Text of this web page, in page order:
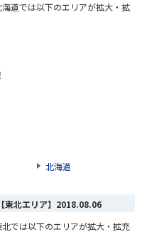
道では以下のエリアが拡大・拡
北海道
北エリア】 2018.08.06
では以下のエリアが拡大・拡充